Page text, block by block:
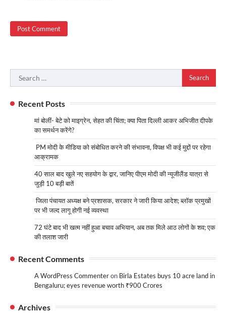
Search
for:
Recent Posts
मां बोलीं- बेटे को माइग्रेन, सेहत की चिंता; क्या पिता दिल्ली आकर अभिजीत दीपके
का समर्थन करेंगे?
PM मोदी के मीडिया को संबोधित करने की संभावना, विपक्ष भी कई मुद्दों पर रहेगा
आक्रामक
40 साल बाद खुले नए सहयोग के द्वार, जानिए पीएम मोदी की न्यूजीलैंड यात्रा से
जुड़ी 10 बड़ी बातें
जिला पंचायत अध्यक्ष बने प्रशासक, सरकार ने जारी किया आदेश; ब्लॉक प्रमुखों
पर भी जल्द लागू होगी नई व्यवस्था
72 घंटे बाद भी खत्म नहीं हुआ बचाव अभियान, अब तक मिले आठ लोगों के शव; एक
की तलाश जारी
Recent Comments
A WordPress Commenteron Birla Estates buys 10 acre land in
Bengaluru; eyes revenue worth ₹900 Crores
Archives